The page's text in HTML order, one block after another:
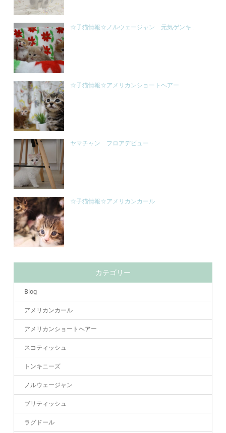
☆子猫情報☆ノルウェージャン 元気ゲンキ...
☆子猫情報☆アメリカンショートヘアー
ヤマチャン フロアデビュー
☆子猫情報☆アメリカンカール
カテゴリー
Blog
アメリカンカール
アメリカンショートヘアー
スコティッシュ
トンキニーズ
ノルウェージャン
ブリティッシュ
ラグドール